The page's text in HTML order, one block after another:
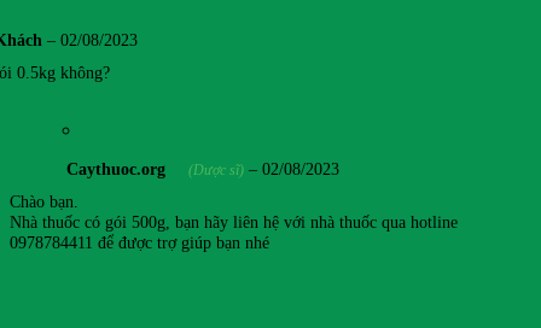
– 02/08/2023
0.5kg không?
Caythuoc.org (Dược sĩ) – 02/08/2023
Chào bạn.
Nhà thuốc có gói 500g, bạn hãy liên hệ với nhà thuốc qua hotline
0978784411 để được trợ giúp bạn nhé